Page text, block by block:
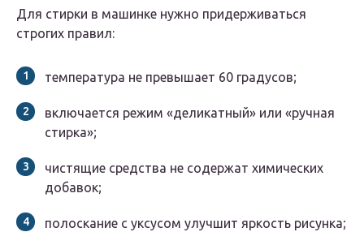
Для стирки в машинке нужно придерживаться
строгих правил:
температура не превышает 60 градусов;
включается режим «деликатный» или «ручная
стирка»;
чистящие средства не содержат химических
добавок;
полоскание с уксусом улучшит яркость рисунка;